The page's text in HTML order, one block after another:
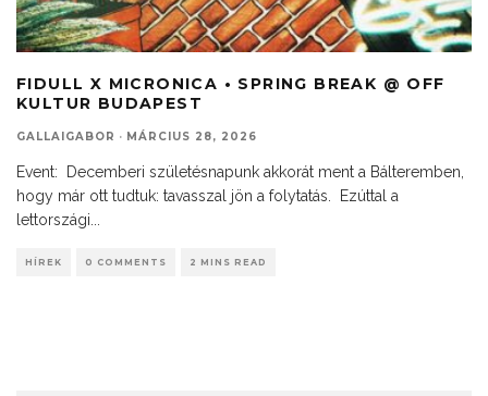
FIDULL X MICRONICA • SPRING BREAK @ OFF
KULTUR BUDAPEST
GALLAIGABOR · MÁRCIUS 28, 2026
Event: Decemberi születésnapunk akkorát ment a Bálteremben,
hogy már ott tudtuk: tavasszal jön a folytatás. Ezúttal a
lettországi
HÍREK 0 COMMENTS 2 MINS READ